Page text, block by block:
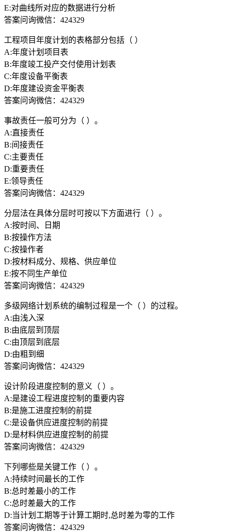
E:对曲线所对应的数据进行分析
答案问询微信：424329
工程项目年度计划的表格部分包括（ ）
A:年度计划项目表
B:年度竣工投产交付使用计划表
C:年度设备平衡表
D:年度建设资金平衡表
答案问询微信：424329
事故责任一般可分为（ ）。
A:直接责任
B:间接责任
C:主要责任
D:重要责任
E:领导责任
答案问询微信：424329
分层法在具体分层时可按以下方面进行（ ）。
A:按时间、日期
B:按操作方法
C:按操作者
D:按材料成分、规格、供应单位
E:按不同生产单位
答案问询微信：424329
多级网络计划系统的编制过程是一个（ ）的过程。
A:由浅入深
B:由底层到顶层
C:由顶层到底层
D:由粗到细
答案问询微信：424329
设计阶段进度控制的意义（ ）。
A:是建设工程进度控制的重要内容
B:是施工进度控制的前提
C:是设备供应进度控制的前提
D:是材料供应进度控制的前提
答案问询微信：424329
下列哪些是关键工作（ ）。
A:持续时间最长的工作
B:总时差最小的工作
C:总时差最大的工作
D:当计划工期等于计算工期时,总时差为零的工作
答案问询微信：424329